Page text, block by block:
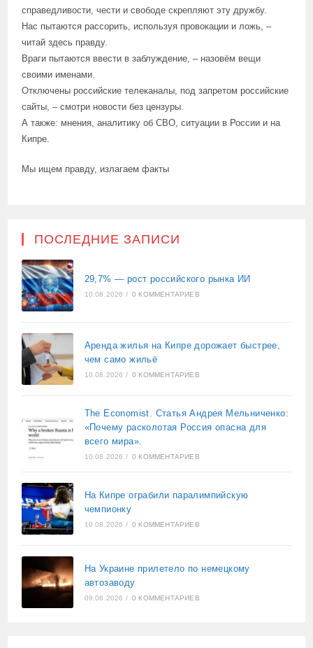
справедливости, чести и свободе скрепляют эту дружбу.
Нас пытаются рассорить, используя провокации и ложь, –
читай здесь правду.
Враги пытаются ввести в заблуждение, – назовём вещи
своими именами.
Отключены российские телеканалы, под запретом российские
сайты, – смотри новости без цензуры.
А также: мнения, аналитику об СВО, ситуации в России и на
Кипре.
Мы ищем правду, излагаем факты
ПОСЛЕДНИЕ ЗАПИСИ
29,7% — рост российского рынка ИИ
10.08.2026 / 0 КОММЕНТАРИЕВ
Аренда жилья на Кипре дорожает быстрее,
чем само жильё
10.08.2026 / 0 КОММЕНТАРИЕВ
The Economist. Статья Андрея Мельниченко:
«Почему расколотая Россия опасна для
всего мира».
10.08.2026 / 0 КОММЕНТАРИЕВ
На Кипре ограбили паралимпийскую
чемпионку
10.08.2026 / 0 КОММЕНТАРИЕВ
На Украине прилетело по немецкому
автозаводу
09.08.2026 / 0 КОММЕНТАРИЕВ